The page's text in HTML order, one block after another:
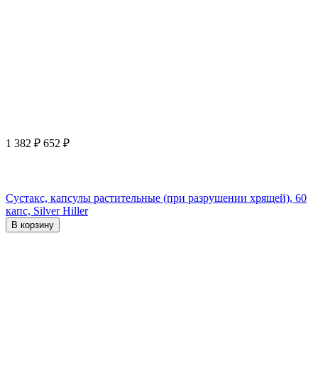
1 382 ₽ 652 ₽
Сустакс, капсулы растительные (при разрушении хрящей), 60
капс, Silver Hiller
В корзину